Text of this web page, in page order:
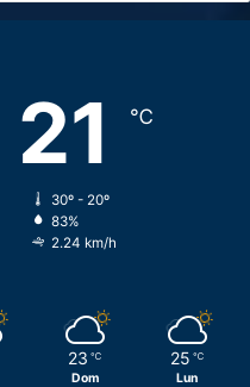
21 ℃
30º - 20º
83%
2.24 km/h
23 ℃
Dom
25 ℃
Lun